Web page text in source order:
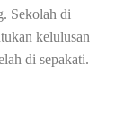
Sekolah di
kelulusan
di sepakati.